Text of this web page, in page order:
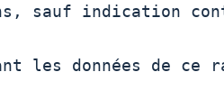
sauf indication
les données de ce